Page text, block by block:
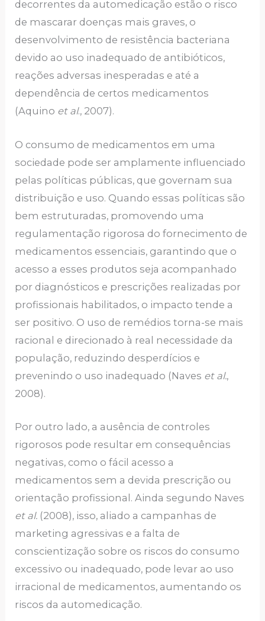
decorrentes da automedicação estão o risco
de mascarar doenças mais graves, o
desenvolvimento de resistência bacteriana
devido ao uso inadequado de antibióticos,
reações adversas inesperadas e até a
dependência de certos medicamentos
(Aquino et al., 2007).
O consumo de medicamentos em uma
sociedade pode ser amplamente influenciado
pelas políticas públicas, que governam sua
distribuição e uso. Quando essas políticas são
bem estruturadas, promovendo uma
regulamentação rigorosa do fornecimento de
medicamentos essenciais, garantindo que o
acesso a esses produtos seja acompanhado
por diagnósticos e prescrições realizadas por
profissionais habilitados, o impacto tende a
ser positivo. O uso de remédios torna-se mais
racional e direcionado à real necessidade da
população, reduzindo desperdícios e
prevenindo o uso inadequado (Naves et al.,
2008).
Por outro lado, a ausência de controles
rigorosos pode resultar em consequências
negativas, como o fácil acesso a
medicamentos sem a devida prescrição ou
orientação profissional. Ainda segundo Naves
et al. (2008), isso, aliado a campanhas de
marketing agressivas e a falta de
conscientização sobre os riscos do consumo
excessivo ou inadequado, pode levar ao uso
irracional de medicamentos, aumentando os
riscos da automedicação.